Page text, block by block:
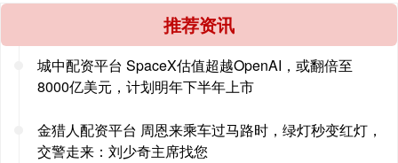
推荐资讯
城中配资平台 SpaceX估值超越OpenAI，或翻倍至
8000亿美元，计划明年下半年上市
金猎人配资平台 周恩来乘车过马路时，绿灯秒变红灯，
交警走来：刘少奇主席找您